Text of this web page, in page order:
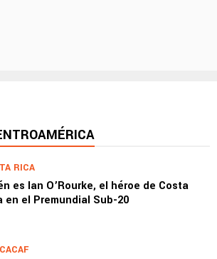
RICA
es Ian O’Rourke, el héroe de Costa
en el Premundial Sub-20